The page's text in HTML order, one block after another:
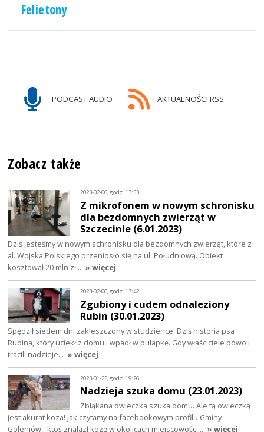
Felietony
PODCAST AUDIO AKTUALNOŚCI RSS
Zobacz także
2023-02-06, godz. 13:53
Z mikrofonem w nowym schronisku
dla bezdomnych zwierząt w
Szczecinie (6.01.2023)
Dziś jesteśmy w nowym schronisku dla bezdomnych zwierząt, które z
al. Wojska Polskiego przeniosło się na ul. Południową. Obiekt
kosztował 20 mln zł… » więcej
2023-02-06, godz. 13:42
Zgubiony i cudem odnaleziony
Rubin (30.01.2023)
Spędził siedem dni zakleszczony w studzience. Dziś historia psa
Rubina, który uciekł z domu i wpadł w pułapkę. Gdy właściciele powoli
tracili nadzieje… » więcej
2023-01-25, godz. 19:26
Nadzieja szuka domu (23.01.2023)
Zbłąkana owieczka szuka domu. Ale tą owieczką
jest akurat koza! Jak czytamy na facebookowym profilu Gminy
Goleniów - ktoś znalazł kozę w okolicach miejscowości… » więcej